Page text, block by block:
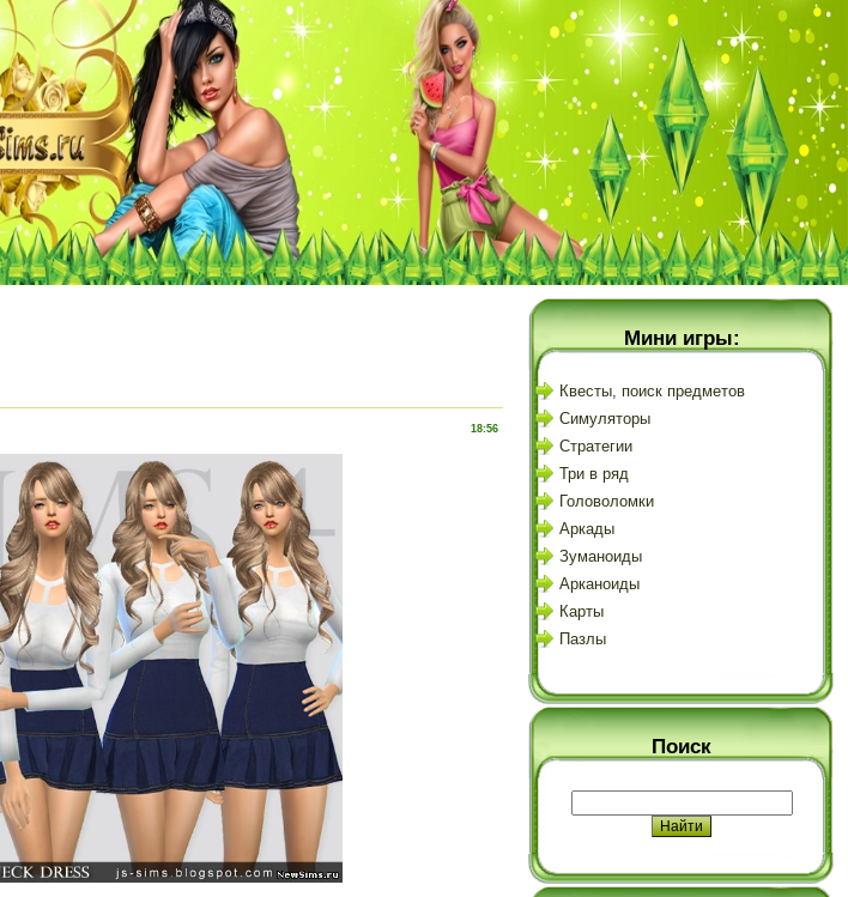
18:56
Мини игры:
Квесты, поиск предметов
Симуляторы
Стратегии
Три в ряд
Головоломки
Аркады
Зуманоиды
Арканоиды
Карты
Пазлы
Поиск